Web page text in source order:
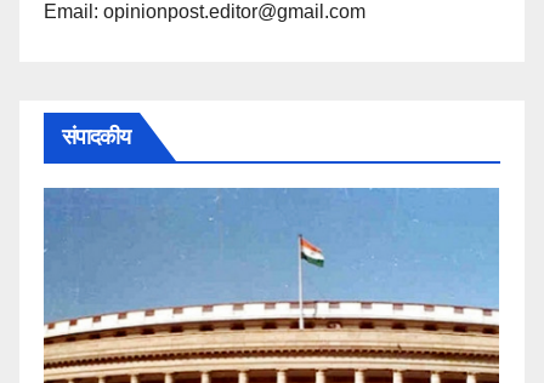
Email: opinionpost.editor@gmail.com
संपादकीय